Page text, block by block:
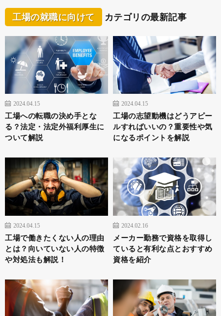
工場の就職に向けて カテゴリの最新記事
2024.04.15
工場への転職の決め手とな
る？法定・法定外福利厚生に
ついて解説
2024.04.15
工場の志望動機はどうアピー
ルすればいいの？重要性や気
になるポイントを解説
2024.04.15
工場で働きたくない人の理由
とは？向いていない人の特徴
や対処法も解説！
2024.02.16
メーカー勤務で資格を取得し
ていると有利な点とおすすめ
資格を紹介